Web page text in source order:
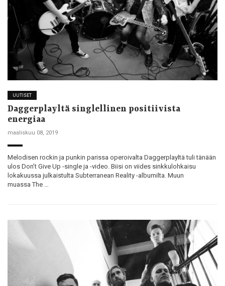
UUTISET
Daggerplayltä singlellinen positiivista
energiaa
maaliskuu 08, 2019
Melodisen rockin ja punkin parissa operoivalta Daggerplayltä tuli tänään
ulos Don’t Give Up -single ja -video. Biisi on viides sinkkulohkaisu
lokakuussa julkaistulta Subterranean Reality -albumilta. Muun
muassa The …